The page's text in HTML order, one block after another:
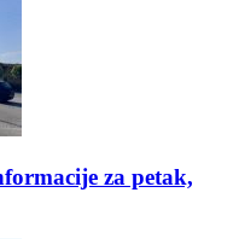
za petak,